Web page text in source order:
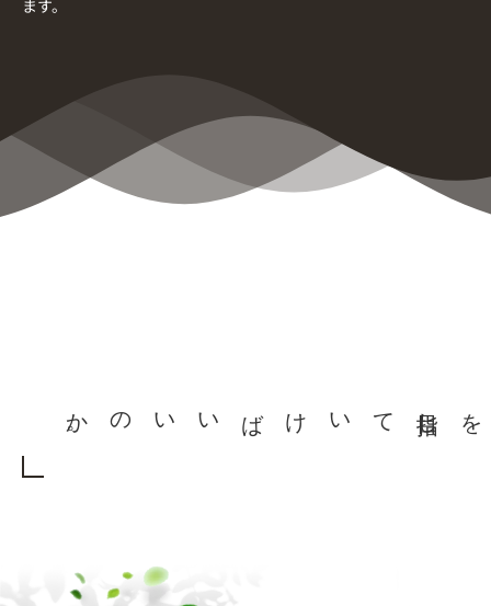
ます。
を
目指していけばいいのか
。